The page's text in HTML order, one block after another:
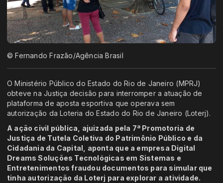
© Fernando Frazão/Agência Brasil
O Ministério Público do Estado do Rio de Janeiro (MPRJ)
obteve na Justiça decisão para interromper a atuação de
plataforma de aposta esportiva que operava sem
autorização da Loteria do Estado do Rio de Janeiro (Loterj).
A ação civil pública, ajuizada pela 7ª Promotoria de
Justiça de Tutela Coletiva do Patrimônio Público e da
Cidadania da Capital, aponta que a empresa Digital
Dreams Soluções Tecnológicas em Sistemas e
Entretenimentos fraudou documentos para simular que
tinha autorização da Loterj para explorar a atividade.